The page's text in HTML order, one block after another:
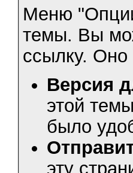
Меню
темы. Вы
ссылку.
Версия
этой
было
эту